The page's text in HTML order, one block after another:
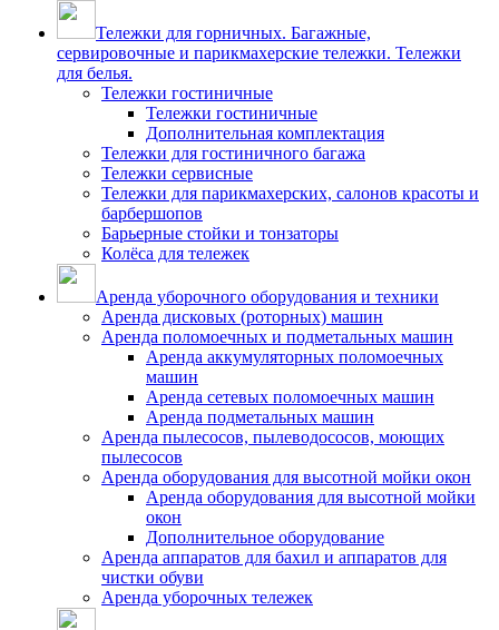
Тележки для горничных. Багажные,
сервировочные и парикмахерские тележки. Тележки
для белья.
Тележки гостиничные
Тележки гостиничные
Дополнительная комплектация
Тележки для гостиничного багажа
Тележки сервисные
Тележки для парикмахерских, салонов красоты и
барбершопов
Барьерные стойки и тонзаторы
Колёса для тележек
Аренда уборочного оборудования и техники
Аренда дисковых (роторных) машин
Аренда поломоечных и подметальных машин
Аренда аккумуляторных поломоечных
машин
Аренда сетевых поломоечных машин
Аренда подметальных машин
Аренда пылесосов, пылеводососов, моющих
пылесосов
Аренда оборудования для высотной мойки окон
Аренда оборудования для высотной мойки
окон
Дополнительное оборудование
Аренда аппаратов для бахил и аппаратов для
чистки обуви
Аренда уборочных тележек